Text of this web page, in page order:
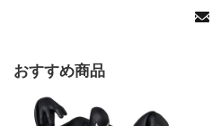
おすすめ商品